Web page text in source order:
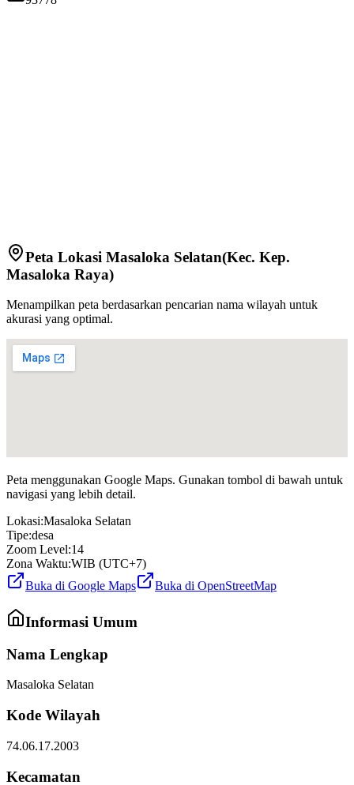
Peta Lokasi Masaloka Selatan(Kec. Kep.
Masaloka Raya)
Menampilkan peta berdasarkan pencarian nama wilayah untuk
akurasi yang optimal.
Peta menggunakan Google Maps. Gunakan tombol di bawah untuk
navigasi yang lebih detail.
Lokasi:Masaloka Selatan
Tipe:desa
Zoom Level:14
Zona Waktu:WIB (UTC+7)
Buka di Google Maps
Buka di OpenStreetMap
Informasi Umum
Nama Lengkap
Masaloka Selatan
Kode Wilayah
74.06.17.2003
Kecamatan